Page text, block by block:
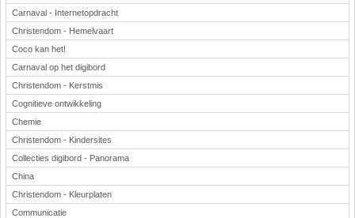
Carnaval - Internetopdracht
Christendom - Hemelvaart
Coco kan het!
Carnaval op het digibord
Christendom - Kerstmis
Cognitieve ontwikkeling
Chemie
Christendom - Kindersites
Collecties digibord - Panorama
China
Christendom - Kleurplaten
Communicatie